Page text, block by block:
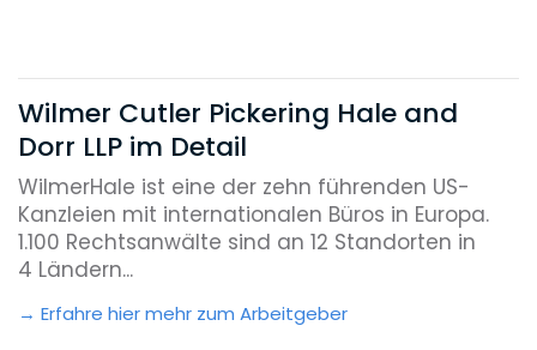
Wilmer Cutler Pickering Hale and
Dorr LLP im Detail
WilmerHale ist eine der zehn führenden US-
Kanzleien mit internationalen Büros in Europa.
1.100 Rechtsanwälte sind an 12 Standorten in
4 Ländern...
Erfahre hier mehr zum Arbeitgeber